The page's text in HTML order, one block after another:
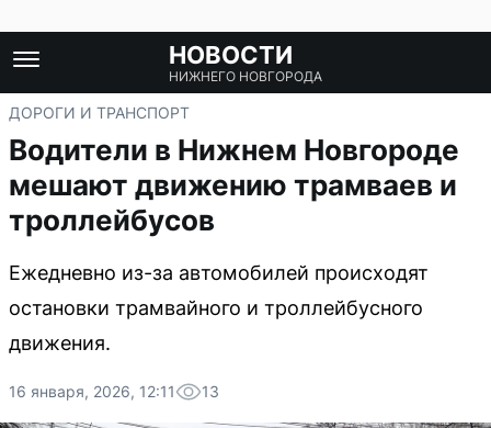
НОВОСТИ
НИЖНЕГО НОВГОРОДА
ДОРОГИ И ТРАНСПОРТ
Водители в Нижнем Новгороде
мешают движению трамваев и
троллейбусов
Ежедневно из-за автомобилей происходят
остановки трамвайного и троллейбусного
движения.
16 января, 2026, 12:11 13